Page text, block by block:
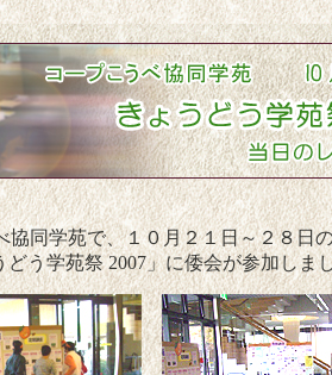
協同学苑で、１０月２１日～２８日
どう学苑祭 2007」に倭会が参加しま